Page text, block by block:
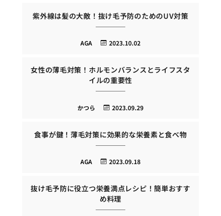
紫外線は髪の大敵！抜け毛予防のためのUV対策
2023.10.02
AGA
女性の薄毛対策！ホルモンバランスとライフスタ
イルの重要性
2023.09.29
かつら
食事が鍵！薄毛対策に効果的な栄養素と食べ物
2023.09.18
AGA
抜け毛予防に役立つ栄養満点レシピ！簡単おすす
め料理